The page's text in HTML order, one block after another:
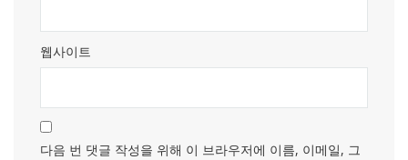
웹사이트
다음 번 댓글 작성을 위해 이 브라우저에 이름, 이메일, 그